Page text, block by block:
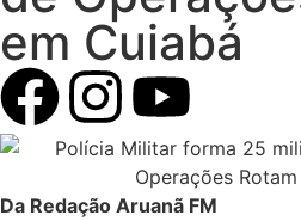
em Cuiabá
Da Redação Aruanã FM